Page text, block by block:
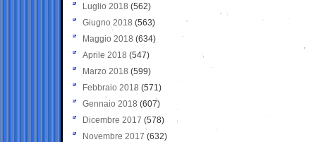
Luglio 2018 (562)
Giugno 2018 (563)
Maggio 2018 (634)
Aprile 2018 (547)
Marzo 2018 (599)
Febbraio 2018 (571)
Gennaio 2018 (607)
Dicembre 2017 (578)
Novembre 2017 (632)